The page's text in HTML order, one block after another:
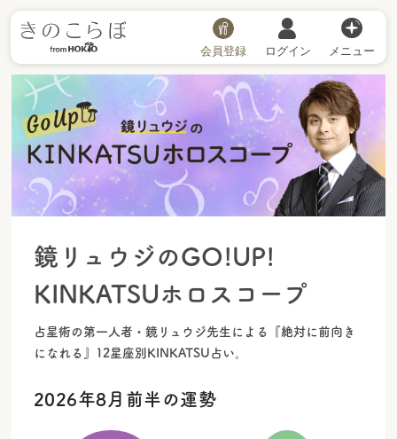
会員登録 ログイン メニュー
鏡リュウジのGO!UP!
KINKATSUホロスコープ
占星術の第一人者・鏡リュウジ先生による『絶対に前向き
になれる』12星座別KINKATSU占い。
2026年8月前半の運勢